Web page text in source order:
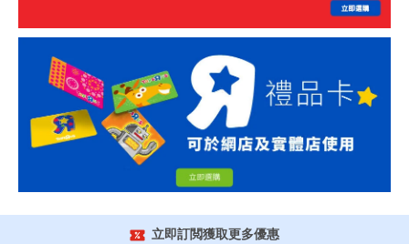
立即訂閲獲取更多優惠